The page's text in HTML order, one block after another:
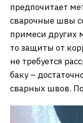
предпочитает
сварочные швы
примеси других
то защиты от
не требуется
баку –
сварных швов.